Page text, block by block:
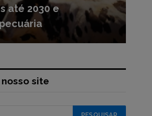
até 2030 e
site